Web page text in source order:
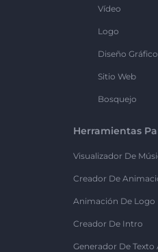
Vídeo
Logo
Diseño Gráfico
Sitio Web
Bosquejo
Herramientas
Visualizador De
Creador De
Animación De Logo
Creador De Intro
Generador De